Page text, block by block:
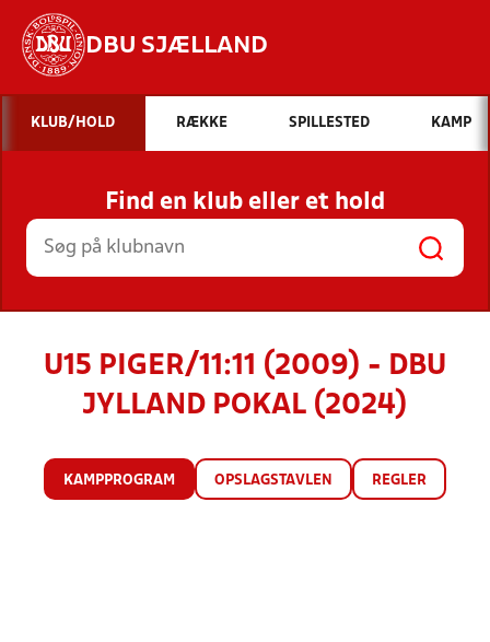
DBU SJÆLLAND
Hvad vil du søge efter?
INDHOLD OG NYHEDER
STILLINGER, RESULTATER, KLUBBER OG
HOLD
KLUB/HOLD RÆKKE SPILLESTED KAMP
Find en klub eller et hold
U15 PIGER/11:11 (2009) - DBU
JYLLAND POKAL (2024)
KAMPPROGRAM OPSLAGSTAVLEN REGLER